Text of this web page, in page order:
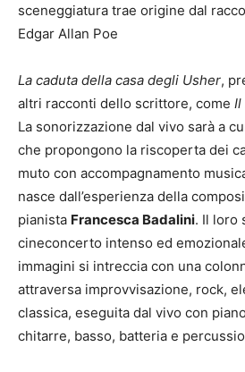
sceneggiatura trae origine dal
Edgar Allan Poe
La caduta della casa degli Usher,
altri racconti dello scrittore, come Il
La sonorizzazione dal vivo sarà a
che propongono la riscoperta dei
muto con accom­pagnamento
nasce dall’esperienza della
pianista Francesca Badalini. Il loro
cineconcerto intenso ed
immagini si intreccia con una
attraversa improvvisazione, rock,
classica, eseguita dal vivo con
chitarre, basso, batteria e